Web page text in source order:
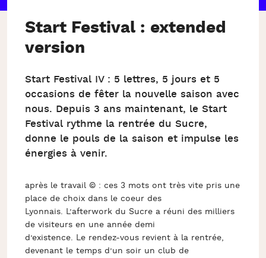
Start Festival : extended
version
Start Festival IV : 5 lettres, 5 jours et 5
occasions de fêter la nouvelle saison avec
nous. Depuis 3 ans maintenant, le Start
Festival rythme la rentrée du Sucre,
donne le pouls de la saison et impulse les
énergies à venir.
après le travail © : ces 3 mots ont très vite pris une
place de choix dans le coeur des
Lyonnais. L’afterwork du Sucre a réuni des milliers
de visiteurs en une année demi
d’existence. Le rendez-vous revient à la rentrée,
devenant le temps d’un soir un club de